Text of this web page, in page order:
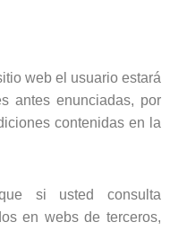
web el usuario estará
antes enunciadas, por
contenidas en la
si usted consulta
en webs de terceros,